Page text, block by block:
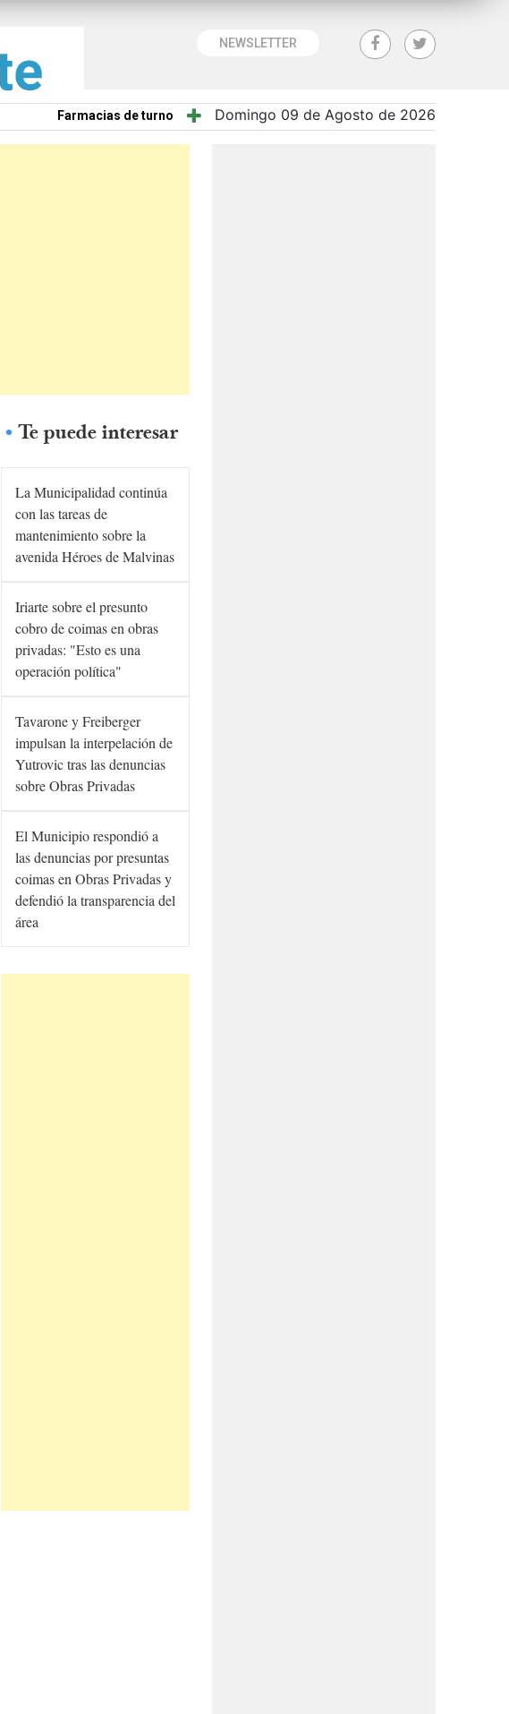
NEWSLETTER
Farmacias de turno Domingo 09 de Agosto de 2026
Te puede interesar
La Municipalidad continúa
con las tareas de
mantenimiento sobre la
avenida Héroes de Malvinas
Iriarte sobre el presunto
cobro de coimas en obras
privadas: "Esto es una
operación política"
Tavarone y Freiberger
impulsan la interpelación de
Yutrovic tras las denuncias
sobre Obras Privadas
El Municipio respondió a
las denuncias por presuntas
coimas en Obras Privadas y
defendió la transparencia del
área